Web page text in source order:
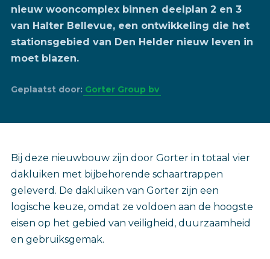
nieuw wooncomplex binnen deelplan 2 en 3
van Halter Bellevue, een ontwikkeling die het
stationsgebied van Den Helder nieuw leven in
moet blazen.
Geplaatst door: Gorter Group bv
Bij deze nieuwbouw zijn door Gorter in totaal vier
dakluiken met bijbehorende schaartrappen
geleverd. De dakluiken van Gorter zijn een
logische keuze, omdat ze voldoen aan de hoogste
eisen op het gebied van veiligheid, duurzaamheid
en gebruiksgemak.